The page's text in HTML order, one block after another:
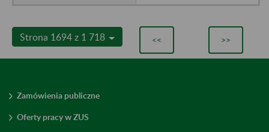
Strona 1694 z 1 718 << >>
Zamówienia publiczne
Oferty pracy w ZUS